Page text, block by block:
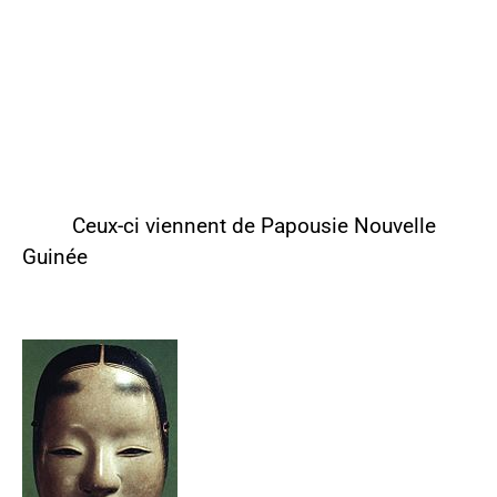
Ceux-ci viennent de Papousie Nouvelle
Guinée